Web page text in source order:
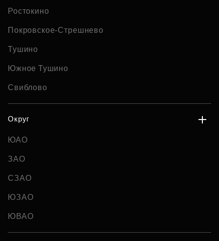
Ростокино
Покровское-Стрешнево
Тушино
Южное Тушино
Свиблово
Округ
ЮАО
ЗАО
СЗАО
ЮЗАО
ЮВАО